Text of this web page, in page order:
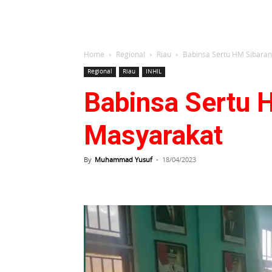
Home Regional Riau Babinsa Sertu HM
Regional Riau INHIL
Babinsa Sertu
Masyarakat
By Muhammad Yusuf - 18/04/2023